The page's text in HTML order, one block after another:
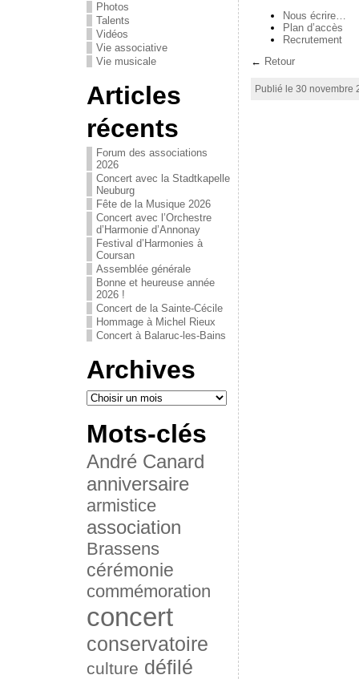
Photos
Talents
Vidéos
Vie associative
Vie musicale
Articles
récents
Forum des associations
2026
Concert avec la Stadtkapelle
Neuburg
Fête de la Musique 2026
Concert avec l’Orchestre
d’Harmonie d’Annonay
Festival d’Harmonies à
Coursan
Assemblée générale
Bonne et heureuse année
2026 !
Concert de la Sainte-Cécile
Hommage à Michel Rieux
Concert à Balaruc-les-Bains
Archives
Mots-clés
André Canard
anniversaire
armistice
association
Brassens
cérémonie
commémoration
concert
conservatoire
culture défilé
Nous écrire…
Plan d’accès
Recrutement
← Retour
Publié le 30 novembre